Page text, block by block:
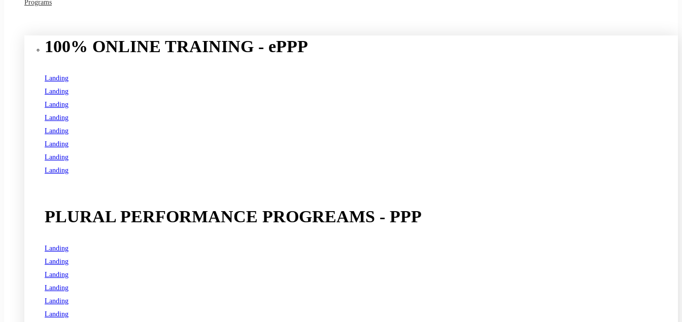
Programs
100% ONLINE TRAINING - ePPP
Landing
Landing
Landing
Landing
Landing
Landing
Landing
Landing
PLURAL PERFORMANCE PROGREAMS - PPP
Landing
Landing
Landing
Landing
Landing
Landing